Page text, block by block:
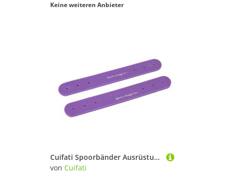
Keine weiteren Anbieter
Cuifati Spoorbänder Ausrüstung, TPE Universal Spur -Ries 1 Paar, das für den Wettbewerb Einstellbar Ist (violett)
von Cuifati